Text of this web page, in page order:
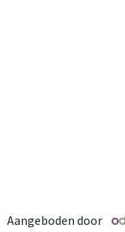
Aangeboden door